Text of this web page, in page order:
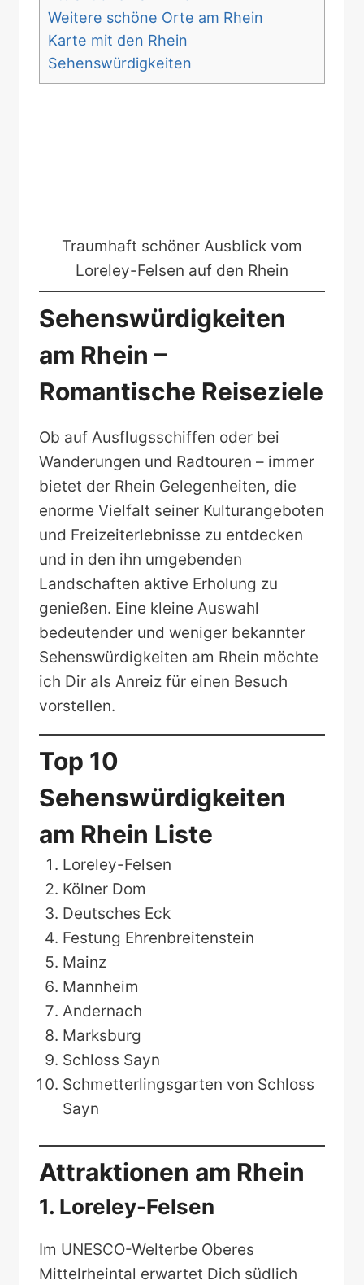
Weitere schöne Orte am Rhein
Karte mit den Rhein
Sehenswürdigkeiten
Traumhaft schöner Ausblick vom
Loreley-Felsen auf den Rhein
Sehenswürdigkeiten
am Rhein –
Romantische Reiseziele
Ob auf Ausflugsschiffen oder bei
Wanderungen und Radtouren – immer
bietet der Rhein Gelegenheiten, die
enorme Vielfalt seiner Kulturangeboten
und Freizeiterlebnisse zu entdecken
und in den ihn umgebenden
Landschaften aktive Erholung zu
genießen. Eine kleine Auswahl
bedeutender und weniger bekannter
Sehenswürdigkeiten am Rhein möchte
ich Dir als Anreiz für einen Besuch
vorstellen.
Top 10
Sehenswürdigkeiten
am Rhein Liste
Loreley-Felsen
Kölner Dom
Deutsches Eck
Festung Ehrenbreitenstein
Mainz
Mannheim
Andernach
Marksburg
Schloss Sayn
Schmetterlingsgarten von Schloss
Sayn
Attraktionen am Rhein
1. Loreley-Felsen
Im UNESCO-Welterbe Oberes
Mittelrheintal erwartet Dich südlich